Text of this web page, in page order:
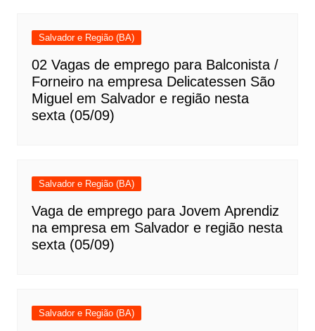
Salvador e Região (BA)
02 Vagas de emprego para Balconista /
Forneiro na empresa Delicatessen São
Miguel em Salvador e região nesta
sexta (05/09)
Salvador e Região (BA)
Vaga de emprego para Jovem Aprendiz
na empresa em Salvador e região nesta
sexta (05/09)
Salvador e Região (BA)